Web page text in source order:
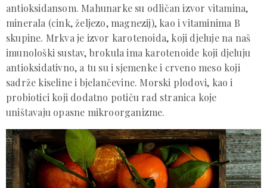
antioksidansom. Mahunarke su odličan izvor vitamina,
minerala (cink, željezo, magnezij), kao i vitaminima B
skupine. Mrkva je izvor karotenoida, koji djeluje na naš
imunološki sustav, brokula ima karotenoide koji djeluju
antioksidativno, a tu su i sjemenke i crveno meso koji
sadrže kiseline i bjelančevine. Morski plodovi, kao i
probiotici koji dodatno potiču rad stranica koje
uništavaju opasne mikroorganizme.